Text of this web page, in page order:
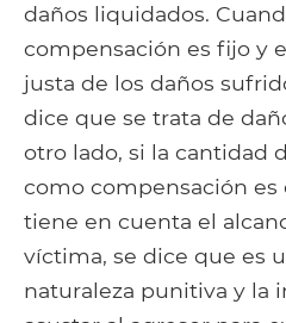
daños liquidados.
compensación es fijo y
justa de los daños
dice que se trata de
otro lado, si la cantidad
como compensación es
tiene en cuenta el
víctima, se dice que es
naturaleza punitiva y la